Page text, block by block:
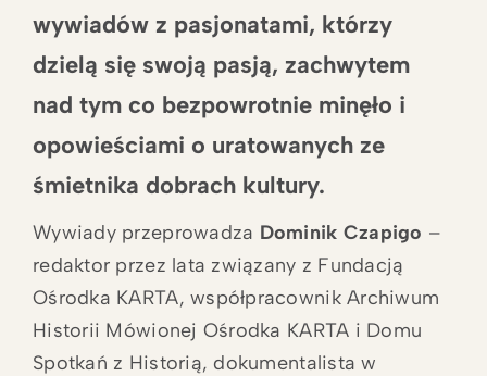
wywiadów z pasjonatami, którzy
dzielą się swoją pasją, zachwytem
nad tym co bezpowrotnie minęło i
opowieściami o uratowanych ze
śmietnika dobrach kultury.
Wywiady przeprowadza Dominik Czapigo –
redaktor przez lata związany z Fundacją
Ośrodka KARTA, współpracownik Archiwum
Historii Mówionej Ośrodka KARTA i Domu
Spotkań z Historią, dokumentalista w